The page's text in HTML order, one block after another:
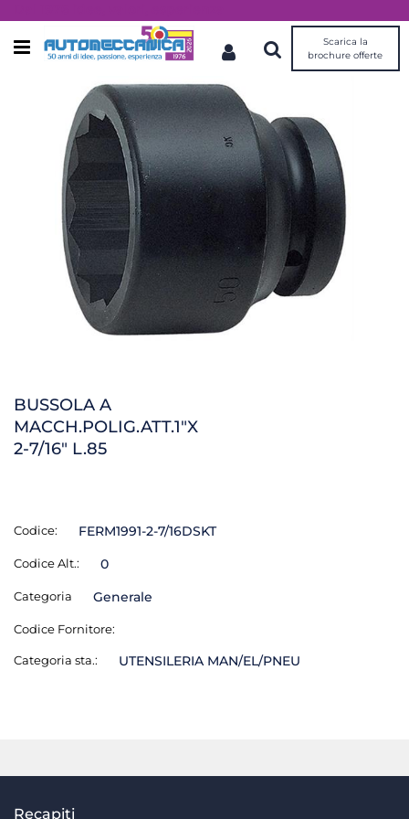
Open menu
Scarica la
brochure offerte
BUSSOLA A
MACCH.POLIG.ATT.1"X
2-7/16" L.85
Codice: FERM1991-2-7/16DSKT
Codice Alt.: 0
Categoria Generale
Codice Fornitore:
Categoria sta.: UTENSILERIA MAN/EL/PNEU
Recapiti